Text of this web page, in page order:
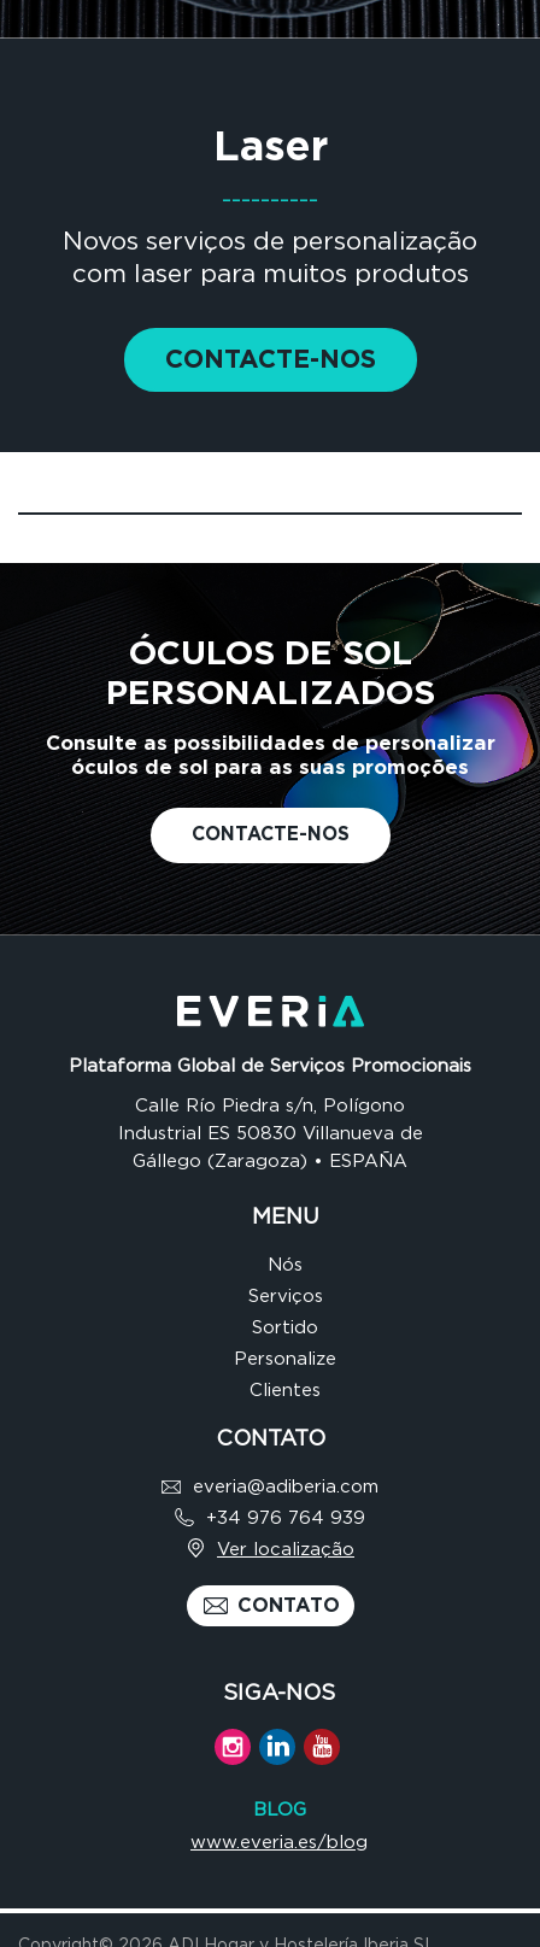
Laser
----------
Novos serviços de personalização
com laser para muitos produtos
CONTACTE-NOS
ÓCULOS DE SOL
PERSONALIZADOS
Consulte as possibilidades de personalizar
óculos de sol para as suas promoções
CONTACTE-NOS
Plataforma Global de Serviços Promocionais
Calle Río Piedra s/n, Polígono
Industrial ES 50830 Villanueva de
Gállego (Zaragoza) • ESPAÑA
MENU
Nós
Serviços
Sortido
Personalize
Clientes
CONTATO
everia@adiberia.com
+34 976 764 939
Ver localização
CONTATO
SIGA-NOS
BLOG
www.everia.es/blog